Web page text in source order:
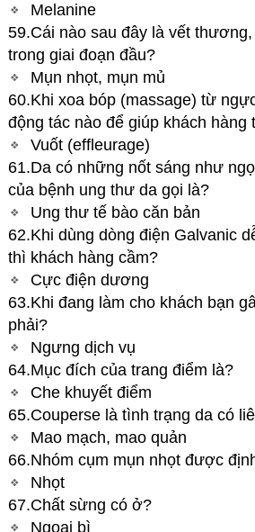
Melanine
59.Cái nào sau đây là vết
trong giai đoạn đầu?
Mụn nhọt, mụn mủ
60.Khi xoa bóp (massage) từ
động tác nào để giúp khách hàng
Vuốt (effleurage)
61.Da có những nốt sáng như
của bệnh ung thư da gọi là?
Ung thư tế bào căn bản
62.Khi dùng dòng điện Galvanic
thì khách hàng cầm?
Cực điện dương
63.Khi đang làm cho khách bạn
phải?
Ngưng dịch vụ
64.Mục đích của trang điểm là?
Che khuyết điểm
65.Couperse là tình trạng da có
Mao mạch, mao quản
66.Nhóm cụm mụn nhọt được
Nhọt
67.Chất sừng có ở?
Ngoại bì